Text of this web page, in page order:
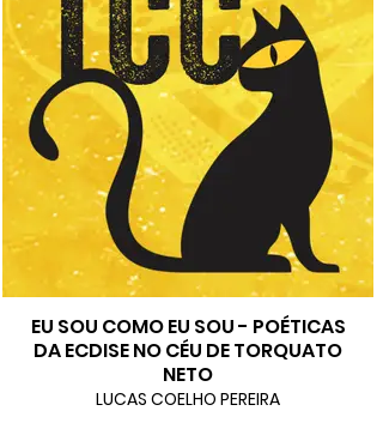
EU SOU COMO EU SOU - POÉTICAS
DA ECDISE NO CÉU DE TORQUATO
NETO
LUCAS COELHO PEREIRA